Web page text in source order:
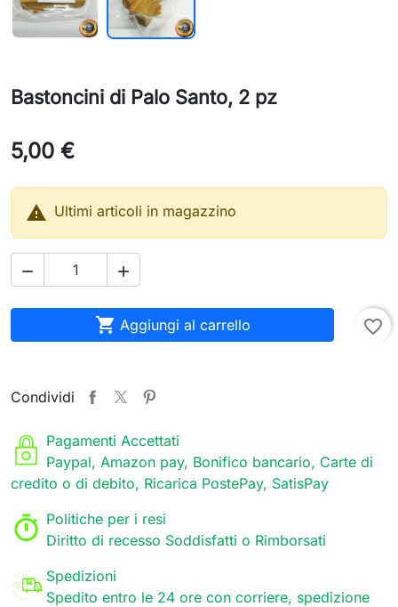
Bastoncini di Palo Santo, 2 pz
5,00 €
 Ultimi articoli in magazzino
 
 Aggiungi al carrello favorite_border
Condividi
Pagamenti Accettati
Paypal, Amazon pay, Bonifico bancario, Carte di
credito o di debito, Ricarica PostePay, SatisPay
Politiche per i resi
Diritto di recesso Soddisfatti o Rimborsati
Spedizioni
Spedito entro le 24 ore con corriere, spedizione